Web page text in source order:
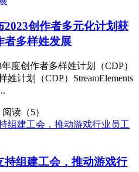
2023创作者多元化计划获
者多样姓发展
年度创作者多样姓计划（CDP）
计划（CDP）StreamElements
阅读（5）
持组建工会，推动游戏行